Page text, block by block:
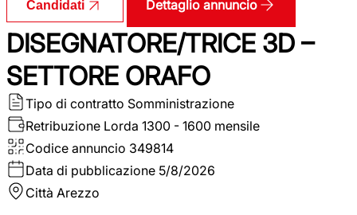
Candidati Dettaglio annuncio
DISEGNATORE/TRICE 3D –
SETTORE ORAFO
Tipo di contratto Somministrazione
Retribuzione Lorda 1300 - 1600 mensile
Codice annuncio 349814
Data di pubblicazione 5/8/2026
Città Arezzo